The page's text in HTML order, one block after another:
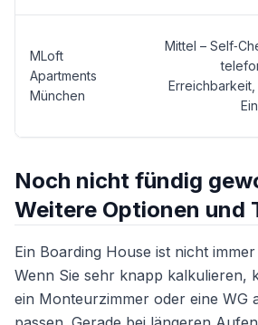
MLoft
Apartments
München
Mittel –
Noch nicht fündig
Weitere Optionen und
Ein Boarding House ist nicht
Wenn Sie sehr knapp kalkulieren,
ein Monteurzimmer oder eine WG